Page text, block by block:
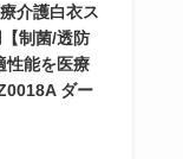
介護白衣ス
制菌/透防
性能を医療
ダー